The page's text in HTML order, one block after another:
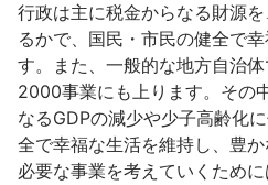
行政は主に税金からなる財源
るかで、国民・市民の健全で
す。また、一般的な地方自治
2000事業にも上ります。その
なるGDPの減少や少子高齢化
全で幸福な生活を維持し、豊か
必要な事業を考えていくため